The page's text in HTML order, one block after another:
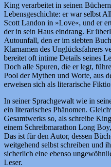
King verarbeitet in seinen
Lebensgeschichte: er war selbst
Scott Landon in »Love«, und er
der in sein Haus eindrang. Er
Autounfall, den er im siebten
Klarnamen des Unglücksfahrers
bereitet oft intime Details seines
Doch alle Spuren, die er legt,
Pool der Mythen und Worte, aus
erweisen sich als literarische
In seiner Sprachgewalt wie in
ein literarisches Phänomen.
Gesamtwerks so, als schreibe
einem Schreibmarathon Long
Das ist für den Autor, dessen
weitgehend selbst schreiben und
sicherlich eine ebenso
Leser.